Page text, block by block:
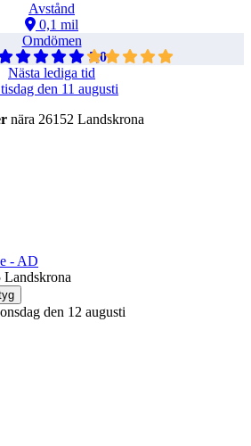
Avstånd
0,1 mil
Omdömen
5,0
Nästa lediga tid
tisdag den 11 augusti
nära 26152 Landskrona
- AD
Landskrona
onsdag den 12 augusti